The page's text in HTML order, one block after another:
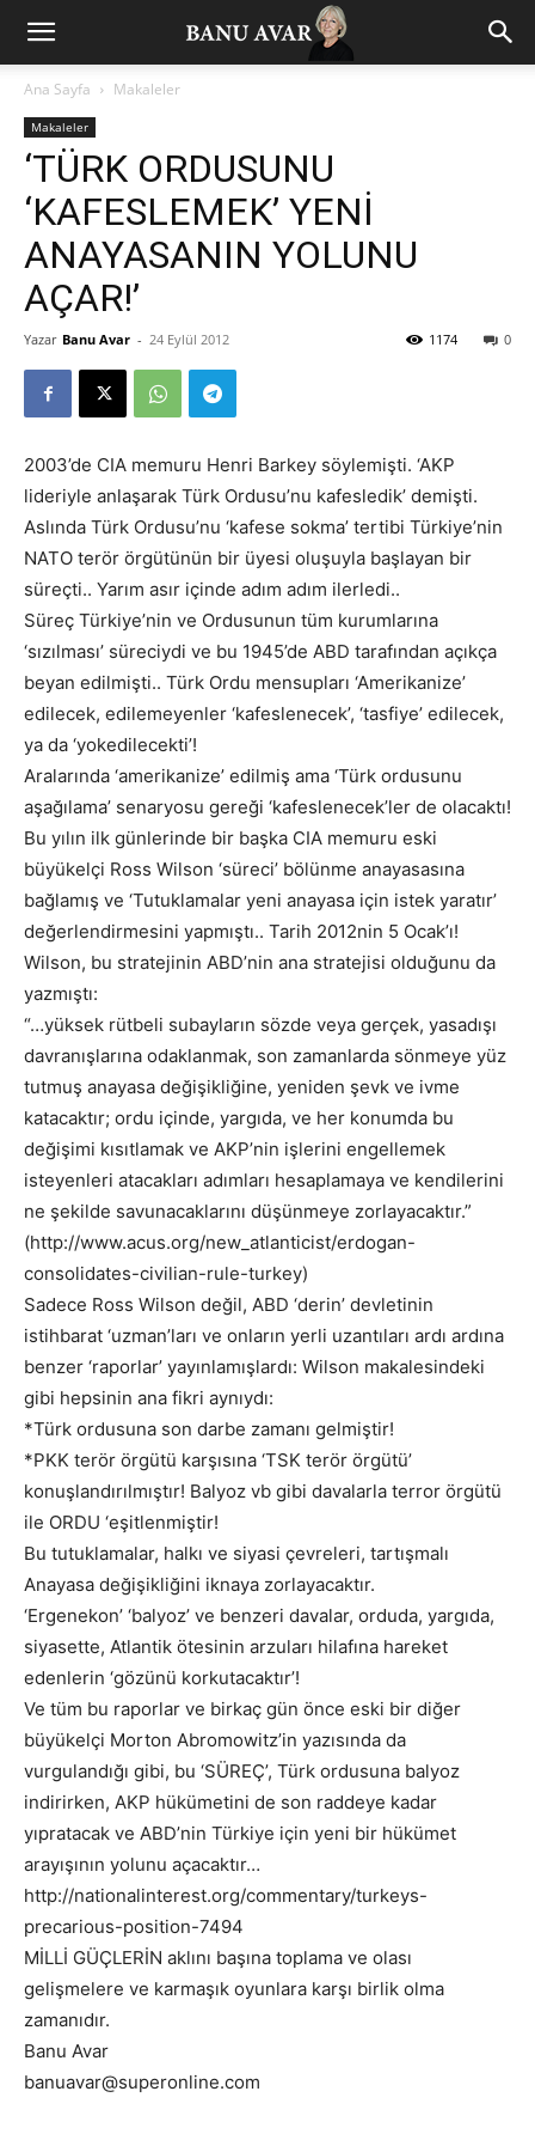
Ana Sayfa Makaleler
Makaleler
‘TÜRK ORDUSUNU
‘KAFESLEMEK’ YENİ
ANAYASANIN YOLUNU
AÇAR!’
Yazar Banu Avar - 24 Eylül 2012 0
1174
2003’de CIA memuru Henri Barkey söylemişti. ‘AKP
lideriyle anlaşarak Türk Ordusu’nu kafesledik’ demişti.
Aslında Türk Ordusu’nu ‘kafese sokma’ tertibi Türkiye’nin
NATO terör örgütünün bir üyesi oluşuyla başlayan bir
süreçti.. Yarım asır içinde adım adım ilerledi..
Süreç Türkiye’nin ve Ordusunun tüm kurumlarına
‘sızılması’ süreciydi ve bu 1945’de ABD tarafından açıkça
beyan edilmişti.. Türk Ordu mensupları ‘Amerikanize’
edilecek, edilemeyenler ‘kafeslenecek’, ‘tasfiye’ edilecek,
ya da ‘yokedilecekti’!
Aralarında ‘amerikanize’ edilmiş ama ‘Türk ordusunu
aşağılama’ senaryosu gereği ‘kafeslenecek’ler de olacaktı!
Bu yılın ilk günlerinde bir başka CIA memuru eski
büyükelçi Ross Wilson ‘süreci’ bölünme anayasasına
bağlamış ve ‘Tutuklamalar yeni anayasa için istek yaratır’
değerlendirmesini yapmıştı.. Tarih 2012nin 5 Ocak’ı!
Wilson, bu stratejinin ABD’nin ana stratejisi olduğunu da
yazmıştı:
“…yüksek rütbeli subayların sözde veya gerçek, yasadışı
davranışlarına odaklanmak, son zamanlarda sönmeye yüz
tutmuş anayasa değişikliğine, yeniden şevk ve ivme
katacaktır; ordu içinde, yargıda, ve her konumda bu
değişimi kısıtlamak ve AKP’nin işlerini engellemek
isteyenleri atacakları adımları hesaplamaya ve kendilerini
ne şekilde savunacaklarını düşünmeye zorlayacaktır.”
(http://www.acus.org/new_atlanticist/erdogan-
consolidates-civilian-rule-turkey)
Sadece Ross Wilson değil, ABD ‘derin’ devletinin
istihbarat ‘uzman’ları ve onların yerli uzantıları ardı ardına
benzer ‘raporlar’ yayınlamışlardı: Wilson makalesindeki
gibi hepsinin ana fikri aynıydı:
*Türk ordusuna son darbe zamanı gelmiştir!
*PKK terör örgütü karşısına ‘TSK terör örgütü’
konuşlandırılmıştır! Balyoz vb gibi davalarla terror örgütü
ile ORDU ‘eşitlenmiştir!
Bu tutuklamalar, halkı ve siyasi çevreleri, tartışmalı
Anayasa değişikliğini iknaya zorlayacaktır.
‘Ergenekon’ ‘balyoz’ ve benzeri davalar, orduda, yargıda,
siyasette, Atlantik ötesinin arzuları hilafına hareket
edenlerin ‘gözünü korkutacaktır’!
Ve tüm bu raporlar ve birkaç gün önce eski bir diğer
büyükelçi Morton Abromowitz’in yazısında da
vurgulandığı gibi, bu ‘SÜREÇ’, Türk ordusuna balyoz
indirirken, AKP hükümetini de son raddeye kadar
yıpratacak ve ABD’nin Türkiye için yeni bir hükümet
arayışının yolunu açacaktır…
http://nationalinterest.org/commentary/turkeys-
precarious-position-7494
MİLLİ GÜÇLERİN aklını başına toplama ve olası
gelişmelere ve karmaşık oyunlara karşı birlik olma
zamanıdır.
Banu Avar
banuavar@superonline.com